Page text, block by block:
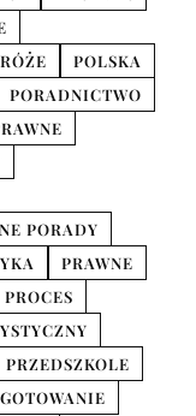
POLSKA
PORADNICTWO
PORADY
PRAWNE
PROCES
PRZEDSZKOLE